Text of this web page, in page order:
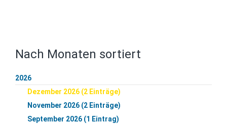
Nach Monaten sortiert
2026
Dezember 2026 (2 Einträge)
November 2026 (2 Einträge)
September 2026 (1 Eintrag)